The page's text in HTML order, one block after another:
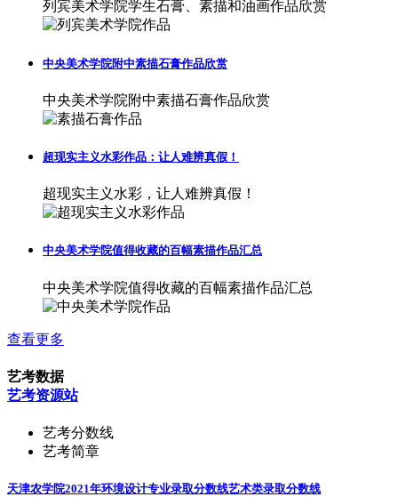
列宾美术学院学生石膏、素描和油画作品欣赏
中央美术学院附中素描石膏作品欣赏
中央美术学院附中素描石膏作品欣赏
超现实主义水彩作品：让人难辨真假！
超现实主义水彩，让人难辨真假！
中央美术学院值得收藏的百幅素描作品汇总
中央美术学院值得收藏的百幅素描作品汇总
查看更多
艺考数据
艺考资源站
艺考分数线
艺考简章
天津农学院2021年环境设计专业录取分数线艺术类录取分数线